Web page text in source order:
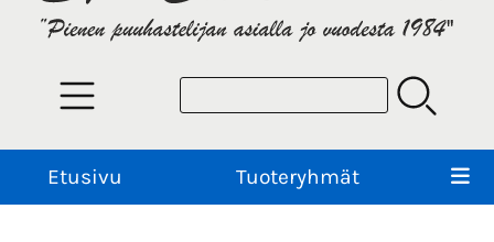
Etusivu Tuoteryhmät